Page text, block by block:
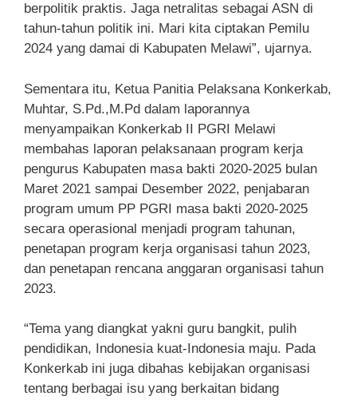
berpolitik praktis. Jaga netralitas sebagai ASN di
tahun-tahun politik ini. Mari kita ciptakan Pemilu
2024 yang damai di Kabupaten Melawi”, ujarnya.
Sementara itu, Ketua Panitia Pelaksana Konkerkab,
Muhtar, S.Pd.,M.Pd dalam laporannya
menyampaikan Konkerkab II PGRI Melawi
membahas laporan pelaksanaan program kerja
pengurus Kabupaten masa bakti 2020-2025 bulan
Maret 2021 sampai Desember 2022, penjabaran
program umum PP PGRI masa bakti 2020-2025
secara operasional menjadi program tahunan,
penetapan program kerja organisasi tahun 2023,
dan penetapan rencana anggaran organisasi tahun
2023.
“Tema yang diangkat yakni guru bangkit, pulih
pendidikan, Indonesia kuat-Indonesia maju. Pada
Konkerkab ini juga dibahas kebijakan organisasi
tentang berbagai isu yang berkaitan bidang